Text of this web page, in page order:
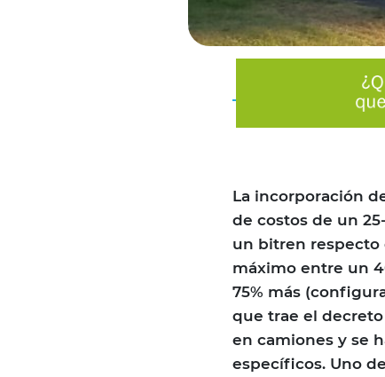
La incorporación
de costos de un
un bitren respecto
máximo entre un
75% más
que trae el decreto
en camiones y se
específicos. Uno